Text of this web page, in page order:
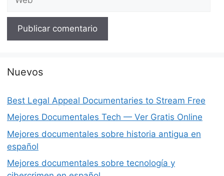
Nuevos
Best Legal Appeal Documentaries to Stream Free
Mejores Documentales Tech — Ver Gratis Online
Mejores documentales sobre historia antigua en
español
Mejores documentales sobre tecnología y